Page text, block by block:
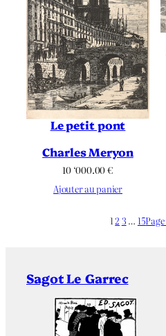
Le petit pont
Charles Meryon
10 ‘000.00€
Ajouter au panier
12 3 … 15
Sagot Le Garrec